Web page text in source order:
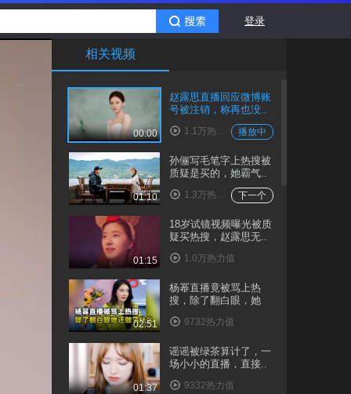
登录
相关视频
00:00
赵露思直播回应微博账
号被注销，称再也没..
播放中
1.1万热力值
01:10
孙俪写毛笔字上热搜被
质疑是买的，她霸气..
下一个
1.3万热力值
01:15
18岁试镜视频曝光被质
疑买热搜，赵露思无..
1.0万热力值
02:51
杨幂直播竟被骂上热
搜，除了翻白眼，她
9732热力值
01:37
谣谣被绿茶算计了，一
场小小的直播，直接..
9332热力值